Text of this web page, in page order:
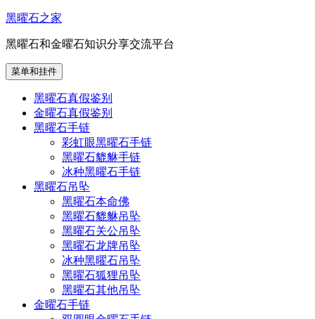
跳
内
容
黑曜石之家
黑曜石和金曜石知识分享交流平台
菜单和挂件
黑曜石真假鉴别
金曜石真假鉴别
黑曜石手链
彩虹眼黑曜石手链
黑曜石貔貅手链
冰种黑曜石手链
黑曜石吊坠
黑曜石本命佛
黑曜石貔貅吊坠
黑曜石关公吊坠
黑曜石龙牌吊坠
冰种黑曜石吊坠
黑曜石狐狸吊坠
黑曜石其他吊坠
金曜石手链